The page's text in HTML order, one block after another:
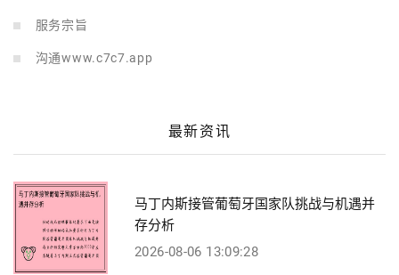
服务宗旨
沟通www.c7c7.app
最新资讯
马丁内斯接管葡萄牙国家队挑战与机遇并
存分析
2026-08-06 13:09:28